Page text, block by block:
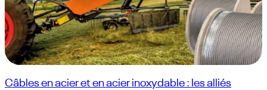
Câbles en acier et en acier inoxydable : les alliés